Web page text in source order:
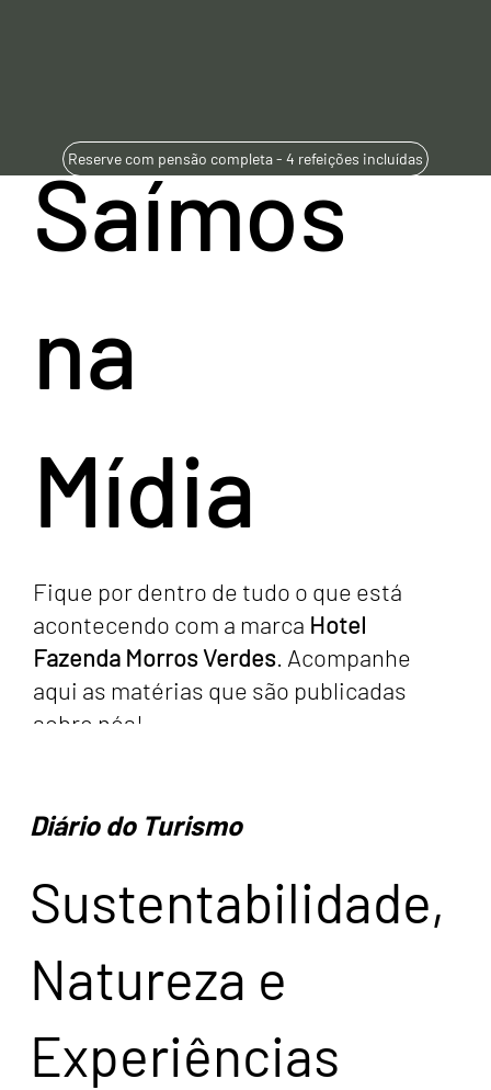
Reserve com pensão completa - 4 refeições incluídas
Saímos
na
Mídia
Fique por dentro de tudo o que está
acontecendo com a marca Hotel
Fazenda Morros Verdes . Acompanhe
aqui as matérias que são publicadas
sobre nós!
Diário do Turismo
Sustentabilidade,
Natureza e
Experiências